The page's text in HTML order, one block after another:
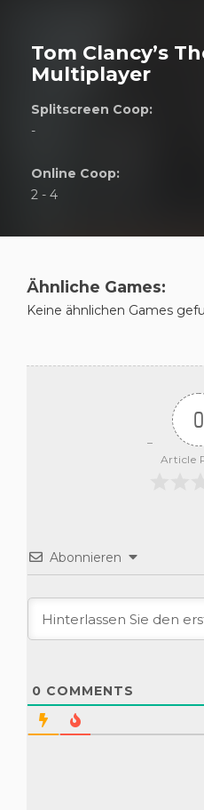
Tom Clancy’s
Multiplayer
Splitscreen Coop:
-
Online Coop:
2 - 4
Ähnliche Games:
Keine ähnlichen Games
0
Article
Abonnieren
0 COMMENTS